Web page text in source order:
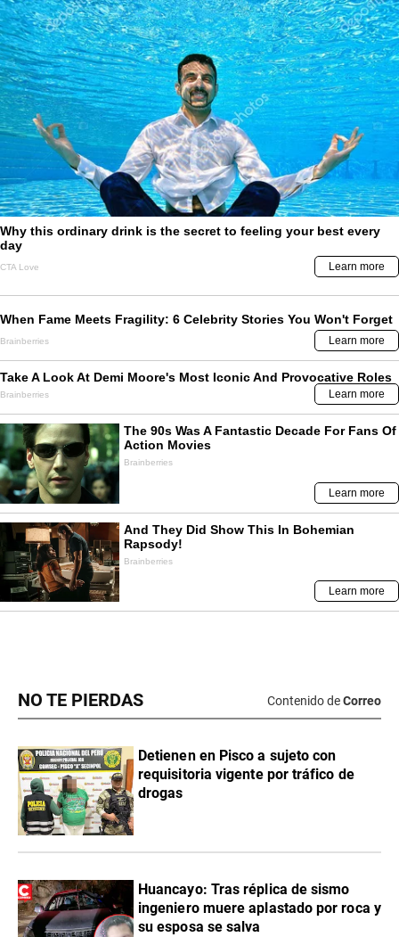
NO TE PIERDAS Contenido deCorreo
Detienen en Pisco a sujeto con
requisitoria vigente por tráfico de
drogas
Huancayo: Tras réplica de sismo
ingeniero muere aplastado por roca y
su esposa se salva